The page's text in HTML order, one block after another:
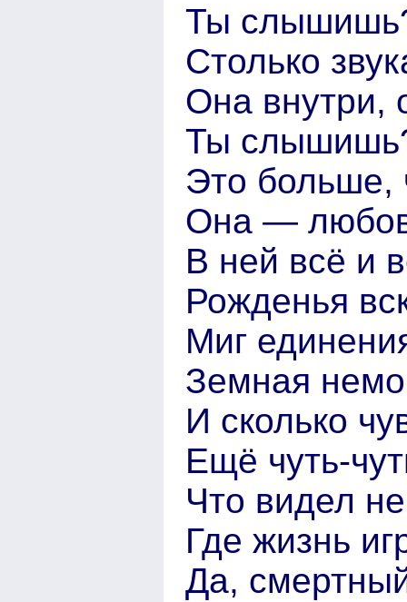
Ты
Столько
Она внутри,
Ты
Это больше,
Она —
В ней всё и
Рожденья
Миг
Земная
И сколько
Ещё чуть-
Что видел
Где жизнь
Да,